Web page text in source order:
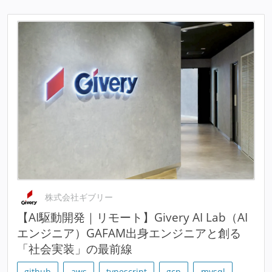
株式会社ギブリー
【AI駆動開発｜リモート】Givery AI Lab（AI
エンジニア）GAFAM出身エンジニアと創る
「社会実装」の最前線